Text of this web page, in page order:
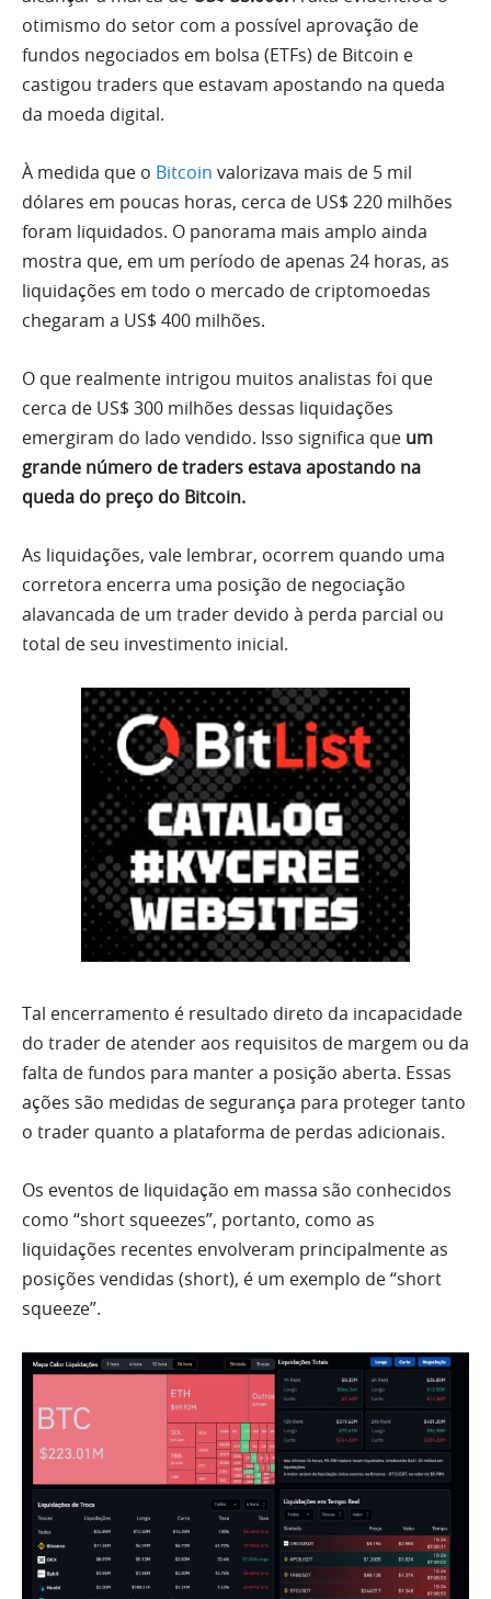
otimismo do setor com a possível aprovação de
fundos negociados em bolsa (ETFs) de Bitcoin e
castigou traders que estavam apostando na queda
da moeda digital.
À medida que o Bitcoin valorizava mais de 5 mil
dólares em poucas horas, cerca de US$ 220 milhões
foram liquidados. O panorama mais amplo ainda
mostra que, em um período de apenas 24 horas, as
liquidações em todo o mercado de criptomoedas
chegaram a US$ 400 milhões.
O que realmente intrigou muitos analistas foi que
cerca de US$ 300 milhões dessas liquidações
emergiram do lado vendido. Isso significa que um
grande número de traders estava apostando na
queda do preço do Bitcoin.
As liquidações, vale lembrar, ocorrem quando uma
corretora encerra uma posição de negociação
alavancada de um trader devido à perda parcial ou
total de seu investimento inicial.
Tal encerramento é resultado direto da incapacidade
do trader de atender aos requisitos de margem ou da
falta de fundos para manter a posição aberta. Essas
ações são medidas de segurança para proteger tanto
o trader quanto a plataforma de perdas adicionais.
Os eventos de liquidação em massa são conhecidos
como “short squeezes”, portanto, como as
liquidações recentes envolveram principalmente as
posições vendidas (short), é um exemplo de “short
squeeze”.